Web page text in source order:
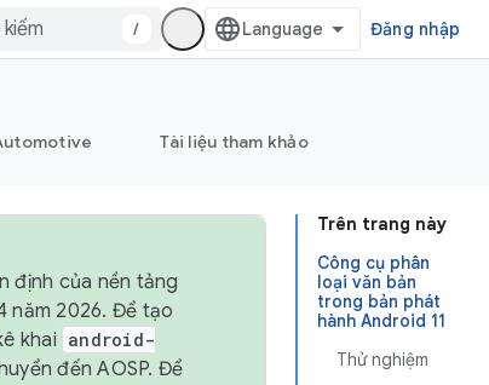
/ Đăng nhập
Tài liệu tham khảo
Trên trang này
Công cụ phân
loại văn bản
trong bản phát
hành Android 11
Thử nghiệm
định của nền tảng
năm 2026. Để tạo
khai android-
đến AOSP. Để